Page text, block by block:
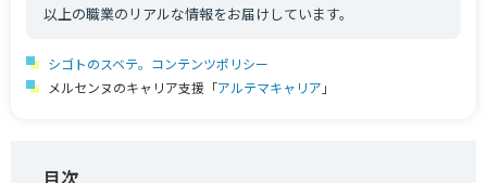
以上の職業のリアルな情報をお届けしています。
シゴトのスベテ。コンテンツポリシー
メルセンヌのキャリア支援「アルテマキャリア 」